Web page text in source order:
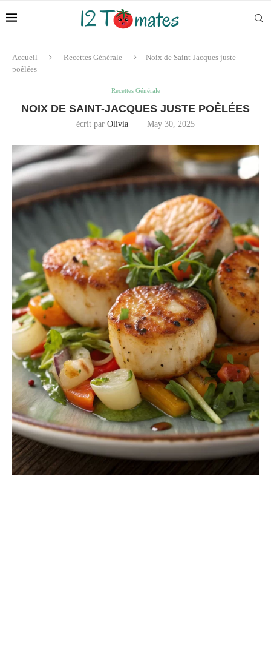
Accueil Recettes Générale
Noix de Saint-Jacques juste
poêlées
Recettes Générale
NOIX DE SAINT-JACQUES JUSTE POÊLÉES
écrit par Olivia May 30, 2025